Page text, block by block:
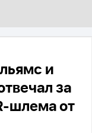
и
за
шлема от